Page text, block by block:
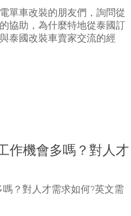
單車改裝的朋友們，詢問從
協助，為什麼特地從泰國訂
泰國改裝車賣家交流的經
作機會多嗎？對人才
？對人才需求如何?英文需